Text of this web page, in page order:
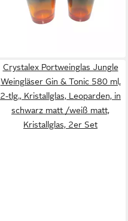
Crystalex Portweinglas Jungle
Weingläser Gin & Tonic 580 ml,
2-tlg., Kristallglas, Leoparden, in
schwarz matt /weiß matt,
Kristallglas, 2er Set